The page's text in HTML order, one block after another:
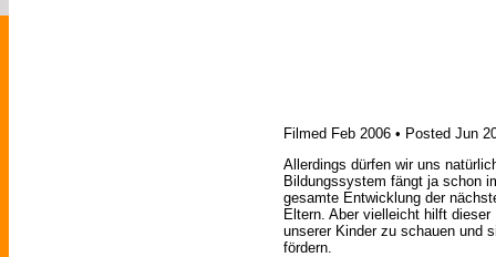
Filmed Feb 2006 • Posted Jun
Allerdings dürfen wir uns
Bildungssystem fängt ja schon
gesamte Entwicklung der
Eltern. Aber vielleicht hilft
unserer Kinder zu schauen und
fördern.